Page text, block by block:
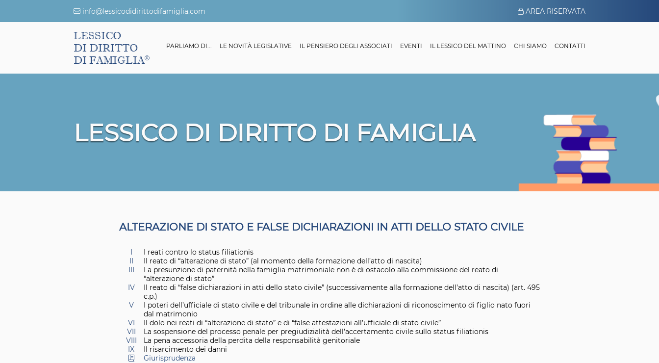
info@lessicodidirittodifamiglia.com AREA RISERVATA
LESSICO
DI DIRITTO
DI FAMIGLIA
DI DIRITTO DI FAMIGLIA GIURISPRUDENZA PARLIAMO DI... LE NOVITÀ LEGISLATIVE IL PENSIERO DEGLI ASSOCIATI EVENTI IL LESSICO DEL MATTINO CHI SIAMO CONTATTI
LESSICO DI DIRITTO DI FAMIGLIA
ALTERAZIONE DI STATO E FALSE DICHIARAZIONI IN ATTI DELLO STATO CIVILE
I
I reati contro lo status filiationis
II
Il reato di “alterazione di stato” (al momento della formazione dell’atto di nascita)
III
La presunzione di paternità nella famiglia matrimoniale non è di ostacolo alla commissione del reato di
“alterazione di stato”
IV
Il reato di “false dichiarazioni in atti dello stato civile” (successivamente alla formazione dell’atto di nascita) (art. 495
c.p.)
V
I poteri dell’ufficiale di stato civile e del tribunale in ordine alle dichiarazioni di riconoscimento di figlio nato fuori
dal matrimonio
VI
Il dolo nei reati di “alterazione di stato” e di “false attestazioni all’ufficiale di stato civile”
VII
La sospensione del processo penale per pregiudizialità dell’accertamento civile sullo status filiationis
VIII
La pena accessoria della perdita della responsabilità genitoriale
IX
Il risarcimento dei danni
Giurisprudenza